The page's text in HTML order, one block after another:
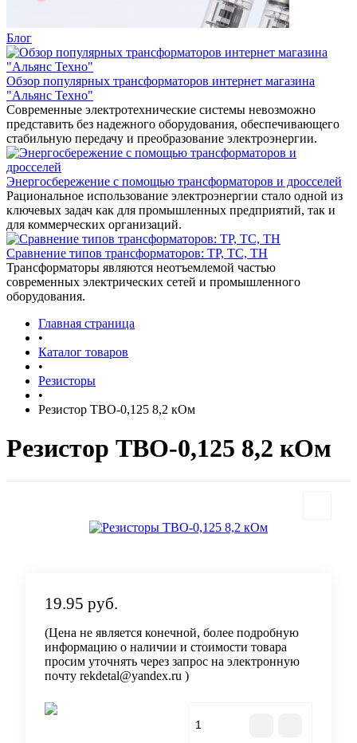
Блог
Обзор популярных трансформаторов интернет магазина
"Альянс Техно"
Современные электротехнические системы невозможно
представить без надежного оборудования, обеспечивающего
стабильную передачу и преобразование электроэнергии.
Энергосбережение с помощью трансформаторов и дросселей
Рациональное использование электроэнергии стало одной из
ключевых задач как для промышленных предприятий, так и
для коммерческих организаций.
Сравнение типов трансформаторов: ТР, ТС, ТН
Трансформаторы являются неотъемлемой частью
современных электрических сетей и промышленного
оборудования.
Главная страница
•
Каталог товаров
•
Резисторы
•
Резистор ТВО-0,125 8,2 кОм
Резистор ТВО-0,125 8,2 кОм
19.95 руб.
(Цена не является конечной, более подробную
информацию о наличии и стоимости товара
просим уточнять через запрос на электронную
почту rekdetal@yandex.ru )